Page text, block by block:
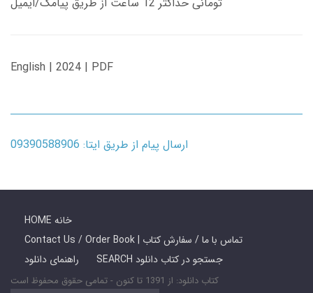
English | 2024 | PDF
ارسال پیام از طریق ایتا: 09390588906
HOME خانه
Contact Us / Order Book | تماس با ما / سفارش کتاب
راهنمای دانلود
SEARCH جستجو در کتاب دانلود
کتاب دانلود: از 1391 تا کنون - تمامی حقوق محفوظ است